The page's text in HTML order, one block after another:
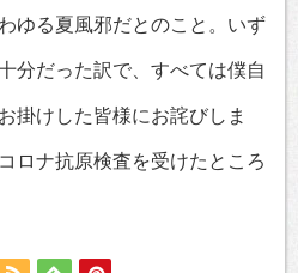
ゆる夏風邪だとのこと。いず
分だった訳で、すべては僕自
掛けした皆様にお詫びしま
ロナ抗原検査を受けたところ